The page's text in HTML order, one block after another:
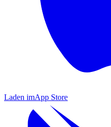
Laden imApp Store